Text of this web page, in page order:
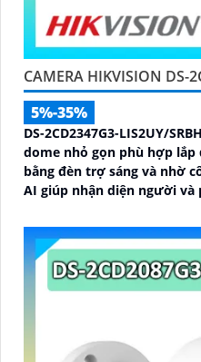
CAMERA HIKVISION DS-
5%-35%
DS-2CD2347G3-LIS2UY/
dome nhỏ gọn phù hợp
bằng đèn trợ sáng và nhờ
AI giúp nhận diện người